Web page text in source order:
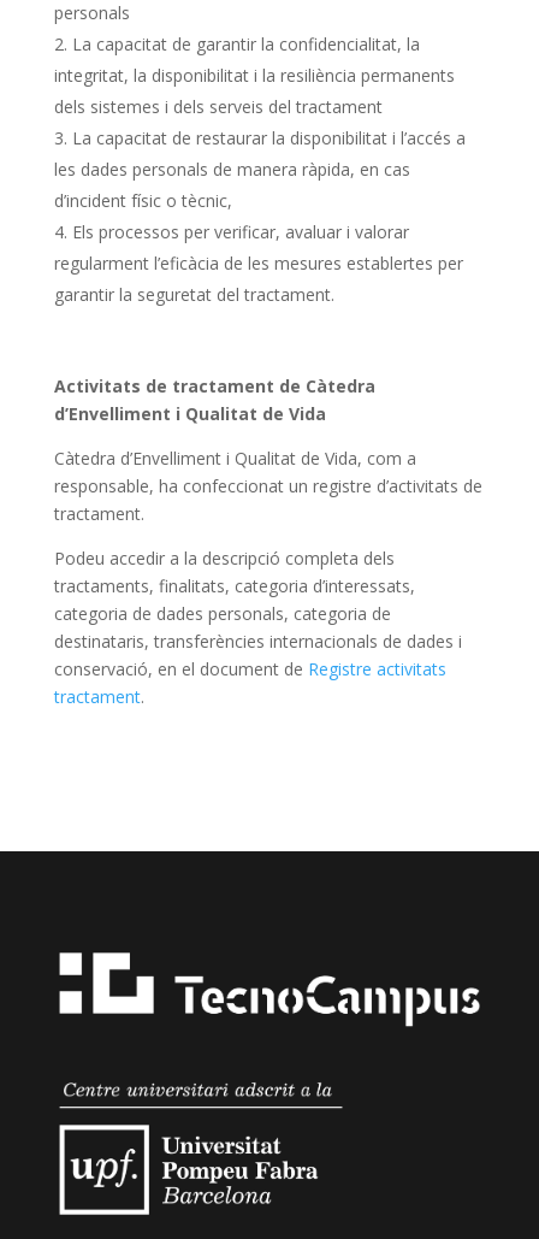
personals
La capacitat de garantir la confidencialitat, la
integritat, la disponibilitat i la resiliència permanents
dels sistemes i dels serveis del tractament
La capacitat de restaurar la disponibilitat i l’accés a
les dades personals de manera ràpida, en cas
d’incident físic o tècnic,
Els processos per verificar, avaluar i valorar
regularment l’eficàcia de les mesures establertes per
garantir la seguretat del tractament.
Activitats de tractament de Càtedra
d’Envelliment i Qualitat de Vida
Càtedra d’Envelliment i Qualitat de Vida, com a
responsable, ha confeccionat un registre d’activitats de
tractament.
Podeu accedir a la descripció completa dels
tractaments, finalitats, categoria d’interessats,
categoria de dades personals, categoria de
destinataris, transferències internacionals de dades i
conservació, en el document de Registre activitats
tractament.